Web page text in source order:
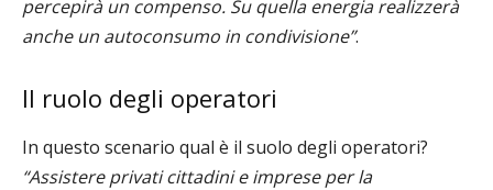
percepirà un compenso. Su quella energia realizzerà
anche un autoconsumo in condivisione”.
Il ruolo degli operatori
In questo scenario qual è il suolo degli operatori?
“Assistere privati cittadini e imprese per la